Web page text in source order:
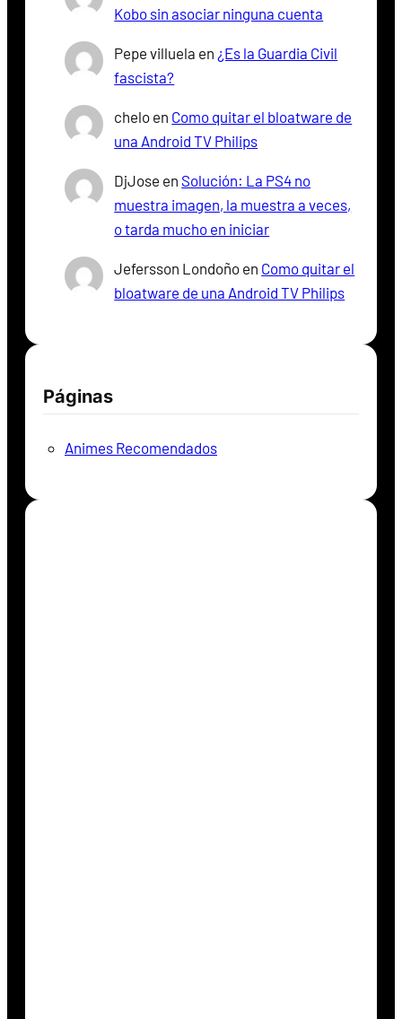
Kobo sin asociar ninguna cuenta
Pepe villuela en ¿Es la Guardia Civil
fascista?
chelo en Como quitar el bloatware de
una Android TV Philips
DjJose en Solución: La PS4 no
muestra imagen, la muestra a veces,
o tarda mucho en iniciar
Jefersson Londoño en Como quitar el
bloatware de una Android TV Philips
Páginas
Animes Recomendados